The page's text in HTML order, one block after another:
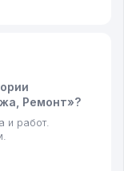
Ремонт»?
и работ.